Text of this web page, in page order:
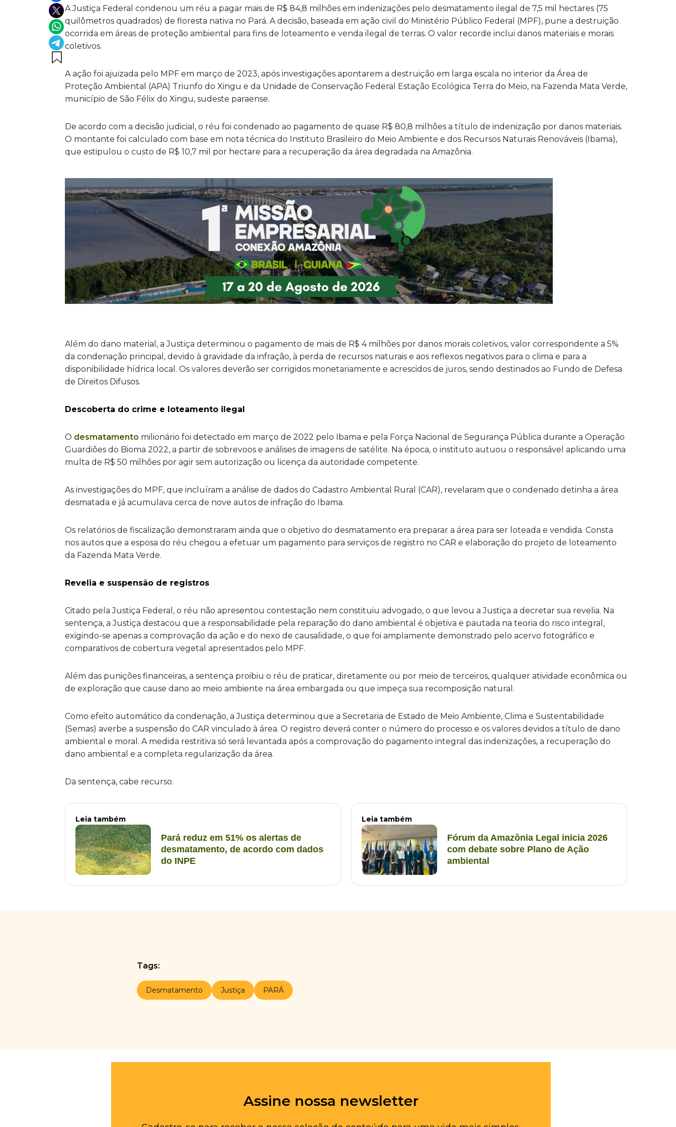
A Justiça Federal condenou um réu a pagar mais de R$ 84,8 milhões em indenizações pelo desmatamento ilegal de 7,5 mil hectares (75
quilômetros quadrados) de floresta nativa no Pará. A decisão, baseada em ação civil do Ministério Público Federal (MPF), pune a destruição
ocorrida em áreas de proteção ambiental para fins de loteamento e venda ilegal de terras. O valor recorde inclui danos materiais e morais
coletivos.
A ação foi ajuizada pelo MPF em março de 2023, após investigações apontarem a destruição em larga escala no interior da Área de
Proteção Ambiental (APA) Triunfo do Xingu e da Unidade de Conservação Federal Estação Ecológica Terra do Meio, na Fazenda Mata Verde,
município de São Félix do Xingu, sudeste paraense.
De acordo com a decisão judicial, o réu foi condenado ao pagamento de quase R$ 80,8 milhões a título de indenização por danos materiais.
O montante foi calculado com base em nota técnica do Instituto Brasileiro do Meio Ambiente e dos Recursos Naturais Renováveis (Ibama),
que estipulou o custo de R$ 10,7 mil por hectare para a recuperação da área degradada na Amazônia.
Além do dano material, a Justiça determinou o pagamento de mais de R$ 4 milhões por danos morais coletivos, valor correspondente a 5%
da condenação principal, devido à gravidade da infração, à perda de recursos naturais e aos reflexos negativos para o clima e para a
disponibilidade hídrica local. Os valores deverão ser corrigidos monetariamente e acrescidos de juros, sendo destinados ao Fundo de Defesa
de Direitos Difusos.
Descoberta do crime e loteamento ilegal
O desmatamento milionário foi detectado em março de 2022 pelo Ibama e pela Força Nacional de Segurança Pública durante a Operação
Guardiões do Bioma 2022, a partir de sobrevoos e análises de imagens de satélite. Na época, o instituto autuou o responsável aplicando uma
multa de R$ 50 milhões por agir sem autorização ou licença da autoridade competente.
As investigações do MPF, que incluíram a análise de dados do Cadastro Ambiental Rural (CAR), revelaram que o condenado detinha a área
desmatada e já acumulava cerca de nove autos de infração do Ibama.
Os relatórios de fiscalização demonstraram ainda que o objetivo do desmatamento era preparar a área para ser loteada e vendida. Consta
nos autos que a esposa do réu chegou a efetuar um pagamento para serviços de registro no CAR e elaboração do projeto de loteamento
da Fazenda Mata Verde.
Revelia e suspensão de registros
Citado pela Justiça Federal, o réu não apresentou contestação nem constituiu advogado, o que levou a Justiça a decretar sua revelia. Na
sentença, a Justiça destacou que a responsabilidade pela reparação do dano ambiental é objetiva e pautada na teoria do risco integral,
exigindo-se apenas a comprovação da ação e do nexo de causalidade, o que foi amplamente demonstrado pelo acervo fotográfico e
comparativos de cobertura vegetal apresentados pelo MPF.
Além das punições financeiras, a sentença proibiu o réu de praticar, diretamente ou por meio de terceiros, qualquer atividade econômica ou
de exploração que cause dano ao meio ambiente na área embargada ou que impeça sua recomposição natural.
Como efeito automático da condenação, a Justiça determinou que a Secretaria de Estado de Meio Ambiente, Clima e Sustentabilidade
(Semas) averbe a suspensão do CAR vinculado à área. O registro deverá conter o número do processo e os valores devidos a título de dano
ambiental e moral. A medida restritiva só será levantada após a comprovação do pagamento integral das indenizações, a recuperação do
dano ambiental e a completa regularização da área.
Da sentença, cabe recurso.
Leia também
Pará reduz em 51% os alertas de
desmatamento, de acordo com dados
do INPE
Leia também
Fórum da Amazônia Legal inicia 2026
com debate sobre Plano de Ação
ambiental
Tags:
Desmatamento Justiça PARÁ
Assine nossa newsletter